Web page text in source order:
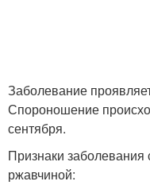
Заболевание
Спороношение
сентября.
Признаки
ржавчиной: